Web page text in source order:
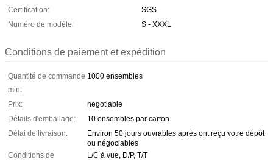
Certification:
SGS
Numéro de modèle:
S - XXXL
Conditions de paiement et expédition
Quantité de commande
min:
1000 ensembles
Prix:
negotiable
Détails d'emballage:
10 ensembles par carton
Délai de livraison:
Environ 50 jours ouvrables après ont reçu votre dépôt
ou négociables
Conditions de
L/C à vue, D/P, T/T